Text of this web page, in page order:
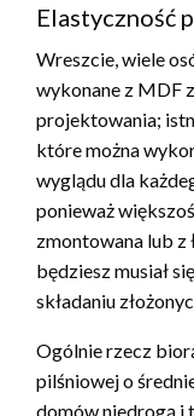
Elastyczność
Wreszcie, wiele
wykonane z MDF
projektowania;
które można
wyglądu dla
ponieważ
zmontowana lub z
będziesz musiał
składaniu
Ogólnie rzecz
pilśniowej o
domów niedrogą i